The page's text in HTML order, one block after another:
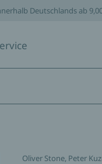
Deutschlands ab
Oliver Stone, Peter